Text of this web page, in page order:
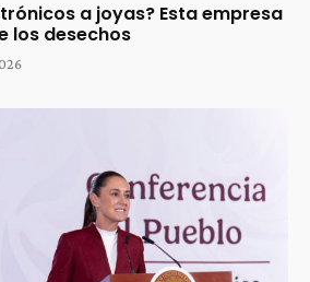
a joyas? Esta empresa
los desechos